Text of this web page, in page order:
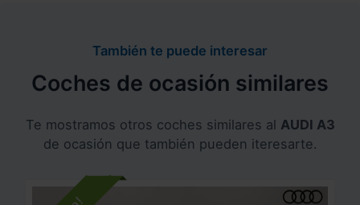
También te puede interesar
Coches de ocasión similares
Te mostramos otros coches similares al AUDI A3
de ocasión que también pueden iteresarte.